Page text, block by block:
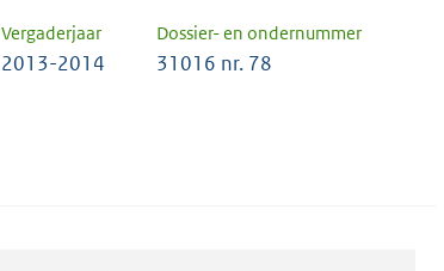
Vergaderjaar Dossier- en ondernummer
2013-2014 31016 nr. 78